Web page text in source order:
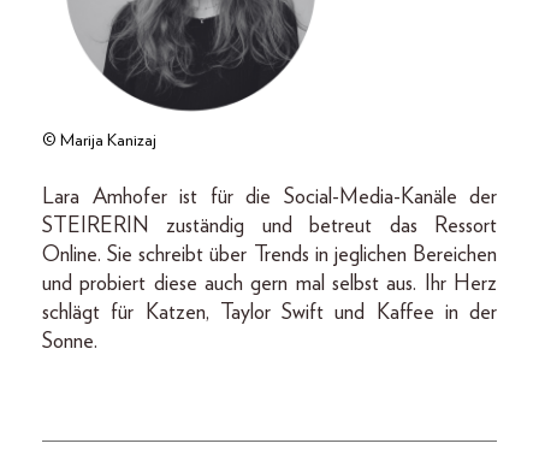
© Marija Kanizaj
Lara Amhofer ist für die Social-Media-Kanäle der
STEIRERIN zuständig und betreut das Ressort
Online. Sie schreibt über Trends in jeglichen Bereichen
und probiert diese auch gern mal selbst aus. Ihr Herz
schlägt für Katzen, Taylor Swift und Kaffee in der
Sonne.